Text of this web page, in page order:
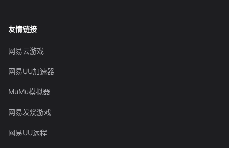
友情链接
网易云游戏
网易UU加速器
MuMu模拟器
网易发烧游戏
网易UU远程